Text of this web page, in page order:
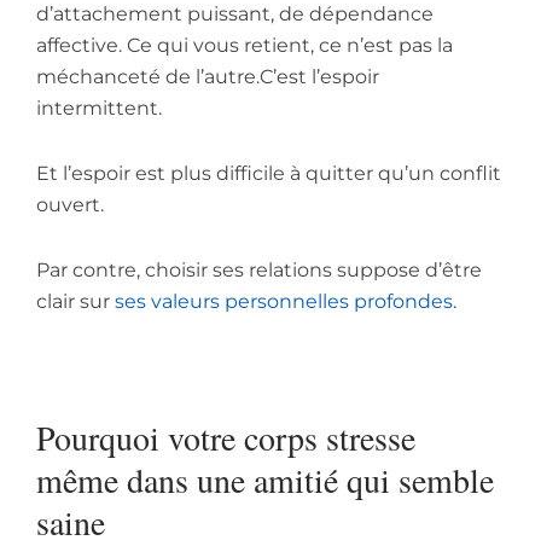
d’attachement puissant, de dépendance
affective. Ce qui vous retient, ce n’est pas la
méchanceté de l’autre.C’est l’espoir
intermittent.
Et l’espoir est plus difficile à quitter qu’un conflit
ouvert.
Par contre, choisir ses relations suppose d’être
clair sur ses valeurs personnelles profondes.
Pourquoi votre corps stresse
même dans une amitié qui semble
saine